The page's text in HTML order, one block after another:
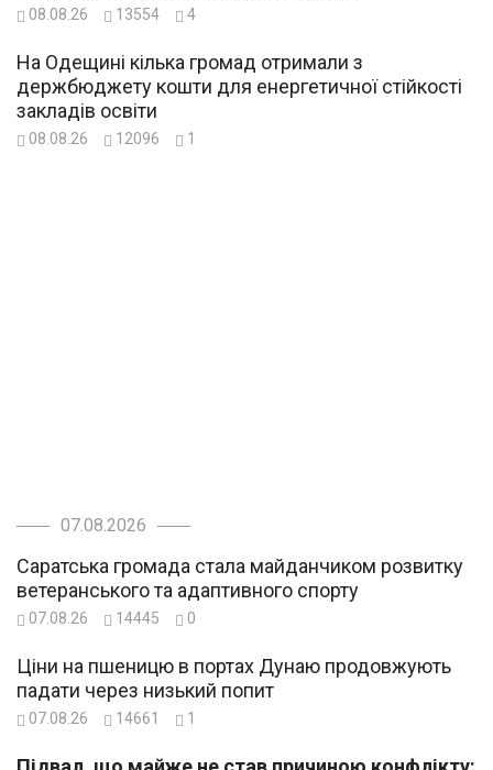
08.08.26 13554 4
На Одещині кілька громад отримали з
держбюджету кошти для енергетичної стійкості
закладів освіти
08.08.26 12096 1
07.08.2026
Саратська громада стала майданчиком розвитку
ветеранського та адаптивного спорту
07.08.26 14445 0
Ціни на пшеницю в портах Дунаю продовжують
падати через низький попит
07.08.26 14661 1